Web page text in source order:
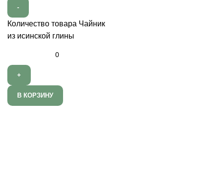
Количество товара Чайник
из исинской глины
В КОРЗИНУ